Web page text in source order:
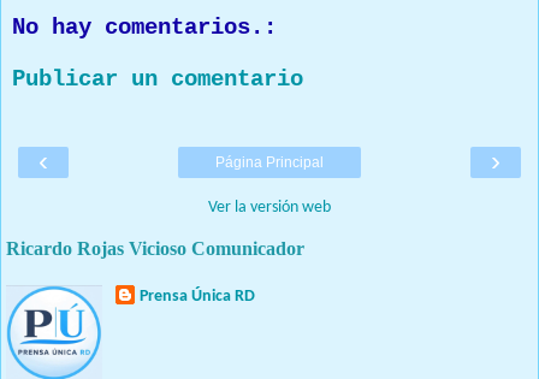
No hay comentarios.:
Publicar un comentario
‹ ›
Página Principal
Ver la versión web
Ricardo Rojas Vicioso Comunicador
Prensa Única RD